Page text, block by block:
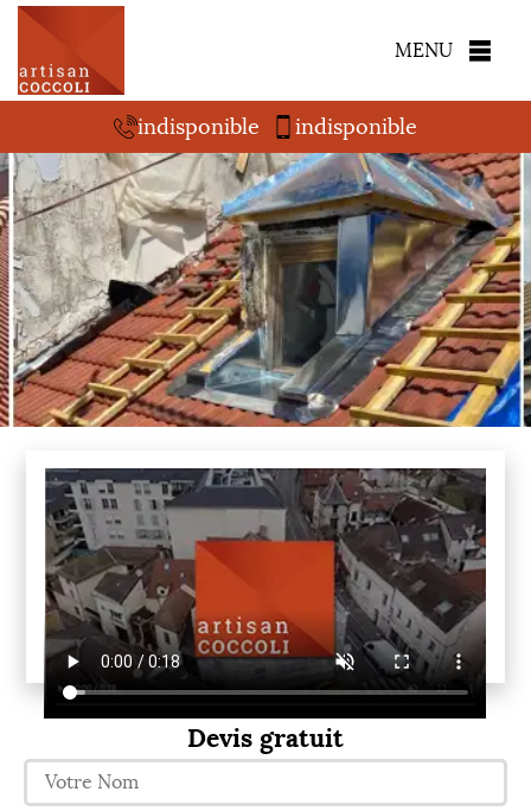
MENU
indisponible indisponible
Devis gratuit